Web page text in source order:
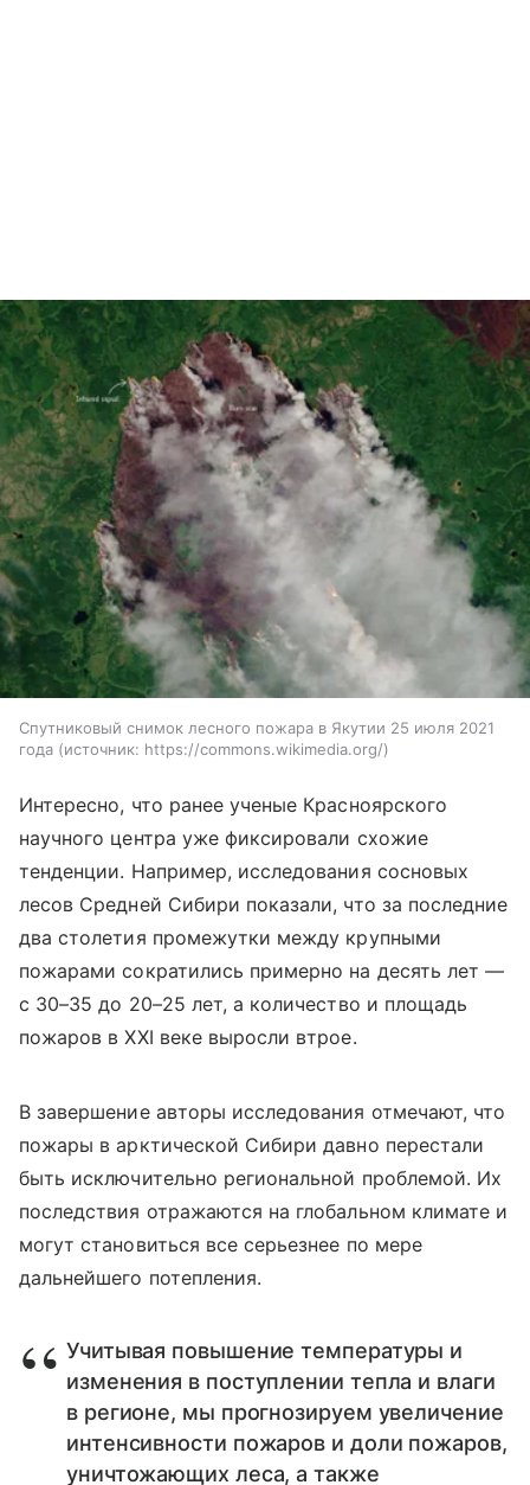
Спутниковый снимок лесного пожара в Якутии 25 июля 2021
года
источник: https://commons.wikimedia.org/
Интересно, что ранее ученые Красноярского
научного центра уже фиксировали схожие
тенденции. Например, исследования сосновых
лесов Средней Сибири показали, что за последние
два столетия промежутки между крупными
пожарами сократились примерно на десять лет —
с 30–35 до 20–25 лет, а количество и площадь
пожаров в XXI веке выросли втрое.
В завершение авторы исследования отмечают, что
пожары в арктической Сибири давно перестали
быть исключительно региональной проблемой. Их
последствия отражаются на глобальном климате и
могут становиться все серьезнее по мере
дальнейшего потепления.
Учитывая повышение температуры и
изменения в поступлении тепла и влаги
в регионе, мы прогнозируем увеличение
интенсивности пожаров и доли пожаров,
уничтожающих леса, а также